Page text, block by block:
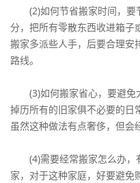
(2)如何节省搬家时间，要
分，把所有零散东西收进箱子
搬家多派些人手，后要合理安
路线。
(3)如何搬家省心，要避免
掉历所有的旧家俱不必要的日
虽然这种做法有点奢侈，但会
(4)需要经常搬家怎么办，
家，对于这种家庭，好要避免